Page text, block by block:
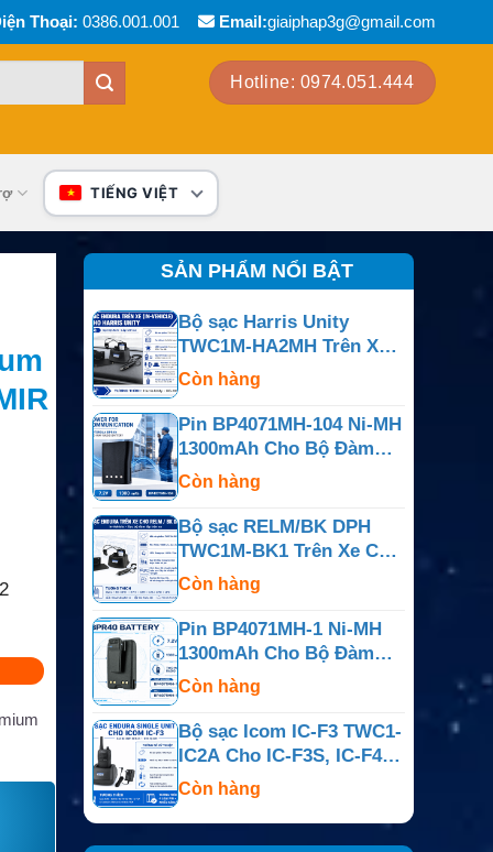
Thoại: 0386.001.001 Email:giaiphap3g@gmail.com
Hotline: 0974.051.444
TIẾNG VIỆT
SẢN PHẨM NỔI BẬT
Bộ sạc Harris Unity
TWC1M-HA2MH Trên Xe
Cho Unity Và XG-100P
Còn hàng
Pin BP4071MH-104 Ni-MH
1300mAh Cho Bộ Đàm
Motorola BPR40 Và
BearCom BC130
Còn hàng
Bộ sạc RELM/BK DPH
TWC1M-BK1 Trên Xe Cho
DPH, EPH, GPH, LPA,
LPH Và LPX
Còn hàng
Pin BP4071MH-1 Ni-MH
1300mAh Cho Bộ Đàm
Motorola BPR40 Và
BearCom BC130
Còn hàng
Bộ sạc Icom IC-F3 TWC1-
IC2A Cho IC-F3S, IC-F4,
IC-F4S Và IC-T2A
Còn hàng